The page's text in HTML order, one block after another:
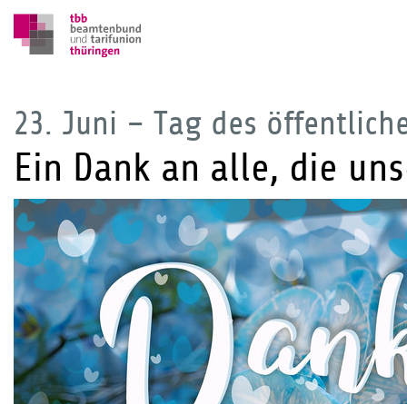
23. Juni – Tag des
Ein Dank an alle, die